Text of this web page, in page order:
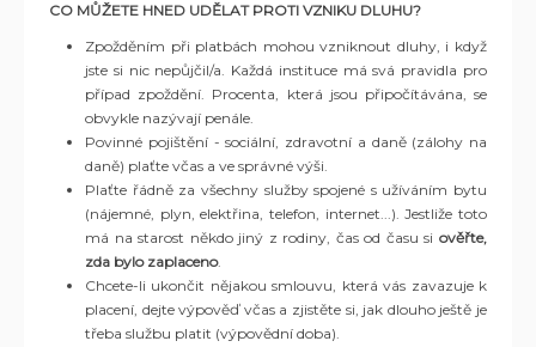
CO MŮŽETE HNED UDĚLAT PROTI VZNIKU DLUHU?
Zpožděním při platbách mohou vzniknout dluhy, i když
jste si nic nepůjčil/a. Každá instituce má svá pravidla pro
případ zpoždění. Procenta, která jsou připočítávána, se
obvykle nazývají penále.
Povinné pojištění - sociální, zdravotní a daně (zálohy na
daně) plaťte včas a ve správné výši.
Plaťte řádně za všechny služby spojené s užíváním bytu
(nájemné, plyn, elektřina, telefon, internet...). Jestliže toto
má na starost někdo jiný z rodiny, čas od času si ověřte,
zda bylo zaplaceno.
Chcete-li ukončit nějakou smlouvu, která vás zavazuje k
placení, dejte výpověď včas a zjistěte si, jak dlouho ještě je
třeba službu platit (výpovědní doba).